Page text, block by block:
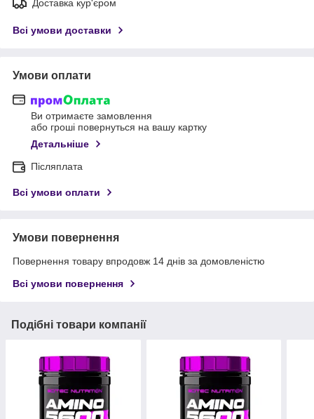
Доставка кур'єром
Всі умови доставки
Умови оплати
Ви отримаєте замовлення
або гроші повернуться на вашу картку
Детальніше
Післяплата
Всі умови оплати
Умови повернення
Повернення товару впродовж 14 днів за домовленістю
Всі умови повернення
Подібні товари компанії